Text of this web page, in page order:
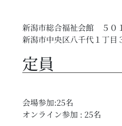
新潟市総合福祉会館 ５０
新潟市中央区八千代１丁目
定員
会場参加:25名
オンライン参加 : 25名